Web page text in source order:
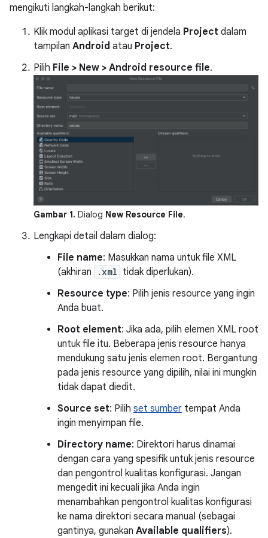
mengikuti langkah-langkah berikut:
Klik modul aplikasi target di jendela Project dalam
tampilan Android atau Project.
Pilih File > New > Android resource file.
Gambar 1. Dialog New Resource File.
Lengkapi detail dalam dialog:
File name: Masukkan nama untuk file XML
(akhiran
.xml tidak diperlukan).
Resource type: Pilih jenis resource yang ingin
Anda buat.
Root element: Jika ada, pilih elemen XML root
untuk file itu. Beberapa jenis resource hanya
mendukung satu jenis elemen root. Bergantung
pada jenis resource yang dipilih, nilai ini mungkin
tidak dapat diedit.
Source set: Pilih set sumber tempat Anda
ingin menyimpan file.
Directory name: Direktori harus dinamai
dengan cara yang spesifik untuk jenis resource
dan pengontrol kualitas konfigurasi. Jangan
mengedit ini kecuali jika Anda ingin
menambahkan pengontrol kualitas konfigurasi
ke nama direktori secara manual (sebagai
gantinya, gunakan Available qualifiers).